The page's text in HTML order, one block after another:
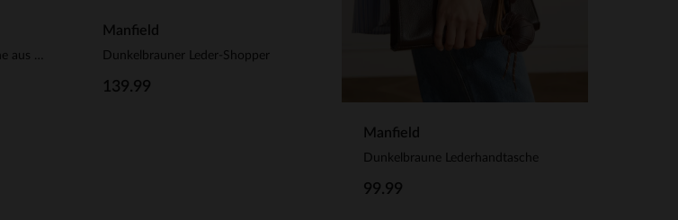
Braune Unisex-Schultertasche aus Leder
Manfield
Dunkelbrauner Leder-Shopper
139.99
Manfield
Dunkelbraune Lederhandtasche
99.99